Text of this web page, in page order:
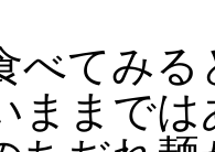
べてみる
ままで